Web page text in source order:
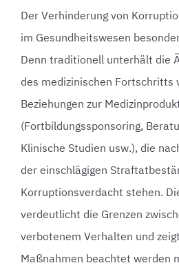
Der Verhinderung von
im Gesundheitswesen
Denn traditionell unterhält die
des medizinischen Fortschritts
Beziehungen zur
(Fortbildungssponsoring,
Klinische Studien usw.), die
der einschlägigen
Korruptionsverdacht stehen.
verdeutlicht die Grenzen
verbotenem Verhalten und
Maßnahmen beachtet werden